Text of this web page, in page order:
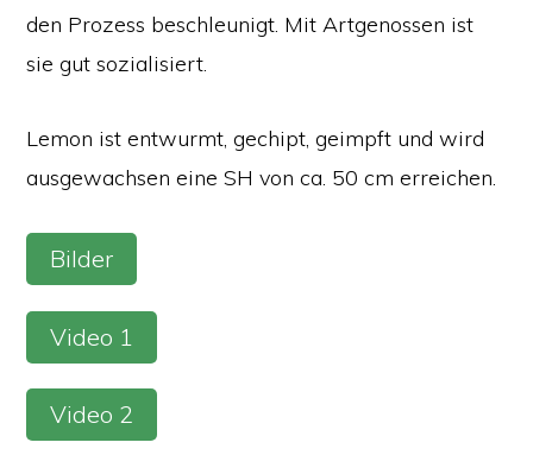
den Prozess beschleunigt. Mit Artgenossen ist
sie gut sozialisiert.
Lemon ist entwurmt, gechipt, geimpft und wird
ausgewachsen eine SH von ca. 50 cm erreichen.
Bilder
Video 1
Video 2